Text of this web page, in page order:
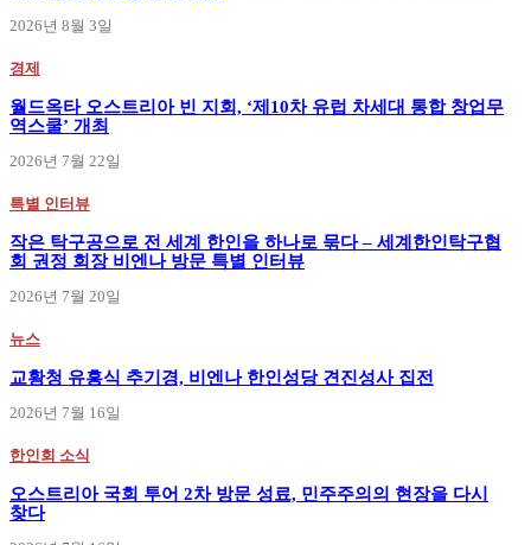
2026년 8월 3일
경제
월드옥타 오스트리아 빈 지회, ‘제10차 유럽 차세대 통합 창업무
역스쿨’ 개최
2026년 7월 22일
특별 인터뷰
작은 탁구공으로 전 세계 한인을 하나로 묶다 – 세계한인탁구협
회 권정 회장 비엔나 방문 특별 인터뷰
2026년 7월 20일
뉴스
교황청 유흥식 추기경, 비엔나 한인성당 견진성사 집전
2026년 7월 16일
한인회 소식
오스트리아 국회 투어 2차 방문 성료, 민주주의의 현장을 다시
찾다